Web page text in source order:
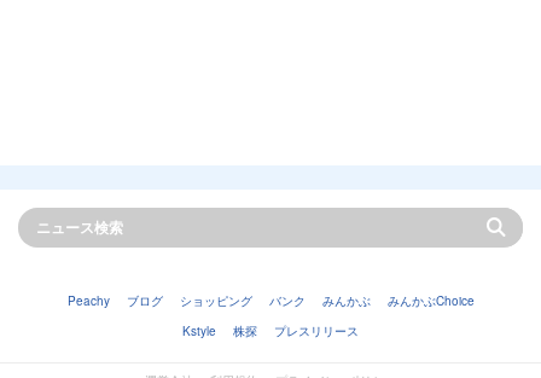
Peachy ブログ ショッピング バンク みんかぶ
みんかぶChoice
Kstyle
株探 プレスリリース